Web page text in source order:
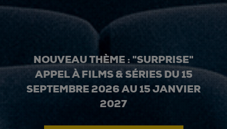
NOUVEAU THÈME : "SURPRISE"
APPEL À FILMS & SÉRIES DU 15
SEPTEMBRE 2026 AU 15 JANVIER
2027